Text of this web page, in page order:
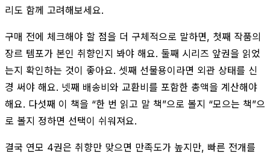
리도 함께 고려해보세요.
구매 전에 체크해야 할 점을 더 구체적으로 말하면, 첫째 작품의
장르 템포가 본인 취향인지 봐야 해요. 둘째 시리즈 앞권을 읽었
는지 확인하는 것이 좋아요. 셋째 선물용이라면 외관 상태를 신
경 써야 해요. 넷째 배송비와 교환비를 포함한 총액을 계산해야
해요. 다섯째 이 책을 “한 번 읽고 말 책”으로 볼지 “모으는 책”으
로 볼지 정하면 선택이 쉬워져요.
결국 연모 4권은 취향만 맞으면 만족도가 높지만, 빠른 전개를